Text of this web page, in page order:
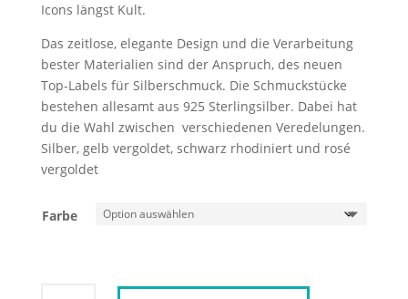
Icons längst Kult.
Das zeitlose, elegante Design und die Verarbeitung
bester Materialien sind der Anspruch, des neuen
Top-Labels für Silberschmuck. Die Schmuckstücke
bestehen allesamt aus 925 Sterlingsilber. Dabei hat
du die Wahl zwischen verschiedenen Veredelungen.
Silber, gelb vergoldet, schwarz rhodiniert und rosé
vergoldet
Farbe